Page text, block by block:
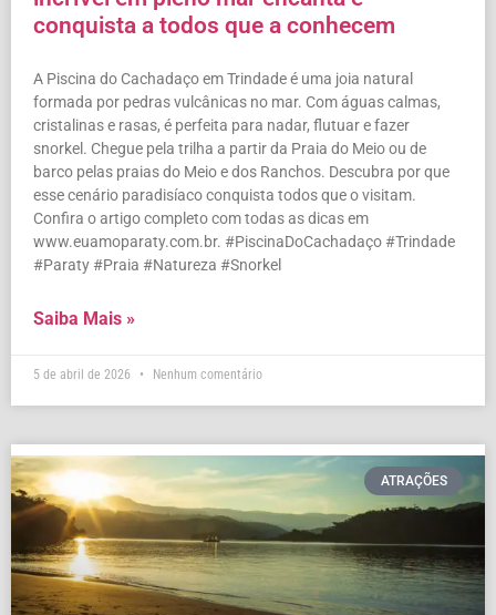
conquista a todos que a conhecem
A Piscina do Cachadaço em Trindade é uma joia natural
formada por pedras vulcânicas no mar. Com águas calmas,
cristalinas e rasas, é perfeita para nadar, flutuar e fazer
snorkel. Chegue pela trilha a partir da Praia do Meio ou de
barco pelas praias do Meio e dos Ranchos. Descubra por que
esse cenário paradisíaco conquista todos que o visitam.
Confira o artigo completo com todas as dicas em
www.euamoparaty.com.br. #PiscinaDoCachadaço #Trindade
#Paraty #Praia #Natureza #Snorkel
Saiba Mais »
5 de abril de 2026 Nenhum comentário
ATRAÇÕES